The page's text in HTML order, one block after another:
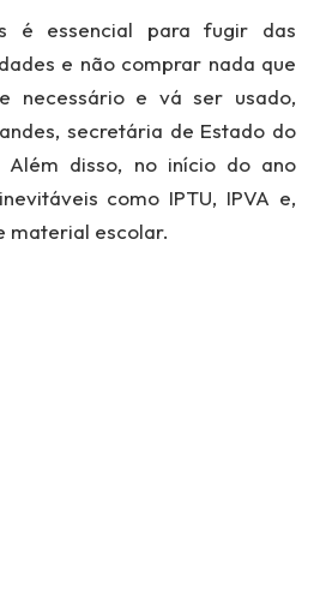
é essencial para fugir das
e não comprar nada que
necessário e vá ser usado,
secretária de Estado do
Além disso, no início do ano
como IPTU, IPVA e,
material escolar.